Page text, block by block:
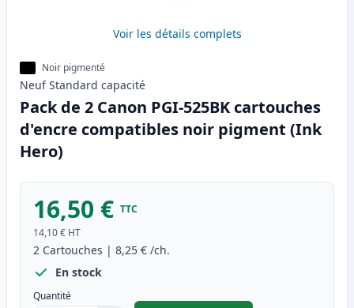
Voir les détails complets
Noir pigmenté
Neuf Standard capacité
Pack de 2 Canon PGI-525BK cartouches
d'encre compatibles noir pigment (Ink
Hero)
16,50 € TTC
14,10 € HT
2 Cartouches | 8,25 € /ch.
En stock
Quantité